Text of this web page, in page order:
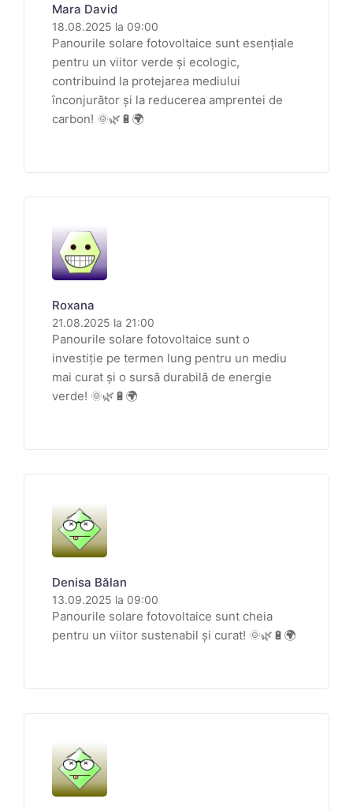
Mara David
18.08.2025 la 09:00
Panourile solare fotovoltaice sunt esențiale
pentru un viitor verde și ecologic,
contribuind la protejarea mediului
înconjurător și la reducerea amprentei de
carbon! 🌞🌿🔋🌍
Roxana
21.08.2025 la 21:00
Panourile solare fotovoltaice sunt o
investiție pe termen lung pentru un mediu
mai curat și o sursă durabilă de energie
verde! 🌞🌿🔋🌍
Denisa Bălan
13.09.2025 la 09:00
Panourile solare fotovoltaice sunt cheia
pentru un viitor sustenabil și curat! 🌞🌿🔋🌍